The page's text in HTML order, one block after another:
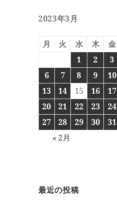
2023年3月
月 火 水 木 金
1
2 3
6
7 8 9 10
13
14 15 16 17
20
21 22 23 24
27
28 29 30
31
« 2月
最近の投稿